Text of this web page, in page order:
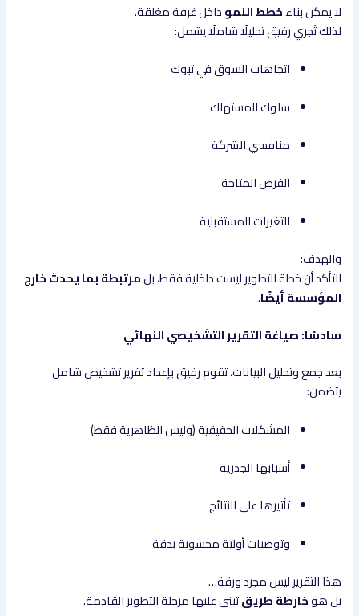
لا يمكن بناءخطط النموداخل غرفة مغلقة.
لذلك تُجري رفيق تحليلًا شاملًا يشمل:
اتجاهات السوق في تبوك
سلوك المستهلك
منافسي الشركة
الفرص المتاحة
التغيرات المستقبلية
والهدف:
التأكد أن خطة التطوير ليست داخلية فقط، بلمرتبطة بما يحدث خارج
المؤسسة أيضًا.
سادسًا: صياغة التقرير التشخيصي النهائي
بعد جمع وتحليل البيانات، تقوم رفيق بإعداد تقرير تشخيص شامل
يتضمن:
المشكلات الحقيقية (وليس الظاهرية فقط)
أسبابها الجذرية
تأثيرها على النتائج
وتوصيات أولية محسوبة بدقة
هذا التقرير ليس مجرد ورقة…
بل هوخارطة طريقتبنى عليها مرحلة التطوير القادمة.